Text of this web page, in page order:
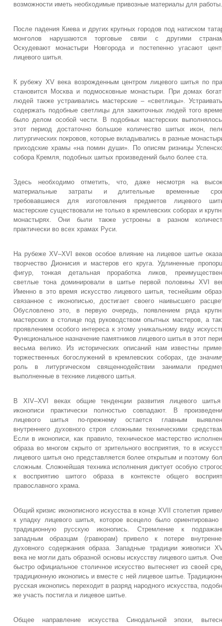
возможности иметь необходимые привозные материалы для работы.
После падения Киева и других крупных городов под натиском
монголов нарушаются торговые связи с другими
Оскудевают монастыри Новгорода и постепенно угасают
лицевого шитья.
К рубежу XV века возрожденным центром лицевого шитья по
становится Москва и подмосковные монастыри. При домах
людей также устраивались мастерские – «светлицы».
содержать подобные светлицы для зажиточных людей того
было делом особой чести. В подобных мастерских
этот период достаточно большое количество шитых икон,
литургических покровов, которые вкладывались в разные
приходские храмы «на помин души». По описям ризницы
собора Кремля, подобных шитых произведений было более ста.
Здесь необходимо отметить, что, даже несмотря на
материальные затраты и длительные временные
требовавшиеся для изготовления предметов лицевого
мастерские существовали не только в кремлевских соборах и
монастырях. Они были также устроены в разном
практически во всех храмах Руси.
На рубеже XV–XVI веков особое влияние на лицевое шитье
творчество Дионисия и мастеров его круга. Удлиненные
фигур, тонкая детальная проработка ликов,
светлые тона доминировали в шитье первой половины XVI
Именно в это время искусство лицевого шитья, теснейшим
связанное с иконописью, достигает своего наивысшего
Обусловлено это, в первую очередь, появлением ряда
мастерских в столице под руководством опытных мастеров, а
проявлением особого интереса к этому уникальному виду
Функциональное назначение памятников лицевого шитья в этот
весьма велико. Из исторических описаний нам известны
торжественных богослужений в кремлевских соборах, где
роль в литургическом священнодействии занимали
выполненные в технике лицевого шитья.
В XIV–XVI веках общие тенденции развития лицевого
иконописи практически полностью совпадают. В
лицевого шитья по-прежнему остается главным
внутреннего духовного строя сложными техническими
Если в иконописи, как правило, техническое мастерство
образа во многом скрыто от зрительного восприятия, то в
лицевого шитья оно представляется более открытым и поэтому
сложным. Сложнейшая техника исполнения диктует особую
к восприятию шитого образа в контексте общего
православного храма.
Общий кризис иконописного искусства в конце XVII столетия
к упадку лицевого шитья, которое всецело было ориентировано
традиционную русскую иконопись. Стремление к
западным образцам (гравюрам) привело к потере
духовного содержания образа. Западные традиции живописи
века не могли дать образной основы искусству лицевого шитья.
быстро официальное столичное искусство вытесняет из своей
традиционную иконопись и вместе с ней лицевое шитье.
русская иконопись переходит в разряд народного искусства,
же участь постигла и лицевое шитье.
Общее направление искусства Синодальной эпохи,